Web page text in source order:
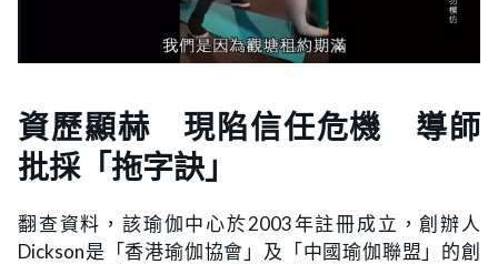
資歷顯赫 現陷信任危機 導師
批採「拖字訣」
翻查資料，該瑜伽中心於2003年註冊成立，創辦人
Dickson是「香港瑜伽協會」及「中國瑜伽聯盟」的創